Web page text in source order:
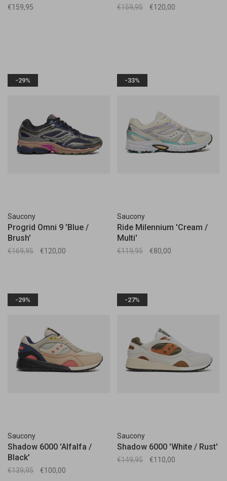
€159,95 €159,95 €120,00
-29%
Saucony
Progrid Omni 9 'Blue /
Brush'
€169,95 €120,00
-33%
Saucony
Ride Milennium 'Cream /
Multi'
€119,95 €80,00
-29%
Saucony
Shadow 6000 'Alfalfa /
Black'
€139,95 €100,00
-27%
Saucony
Shadow 6000 'White / Rust'
€149,95 €110,00